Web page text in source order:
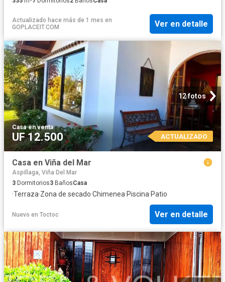
Actualizado hace más de 1 mes en
GOPLACEIT.COM
Ver en detalle
12 fotos
Casa·en venta
UF 12.500 ACTUALIZADO
Casa en Viña del Mar
Aspillaga, Viña Del Mar
3 Dormitorios3 BañosCasa
·Terraza·Zona de secado·Chimenea·Piscina·Patio
Nuevo en Toctoc Ver en detalle